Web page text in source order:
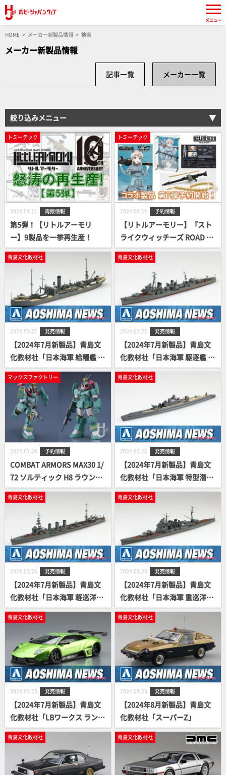
HOME メーカー新製品情報 検索
メーカー新製品情報
記事一覧 メーカー一覧
絞り込みメニュー
トミーテック
2024.04.11 再販情報
第5弾！【リトルアーモリ
ー】9製品を一挙再生産！
トミーテック
2024.04.11 予約情報
【リトルアーモリー】『スト
ライクウィッチーズ ROAD to
BERLIN』コラボ製品第7弾は
エイラ！予約開始！
青島文化教材社
2024.03.27 発売情報
【2024年7月新製品】青島文
化教材社「日本海軍 給糧艦 間
宮」
青島文化教材社
2024.03.27 発売情報
【2024年7月新製品】青島文
化教材社「日本海軍 駆逐艦 天
津風」
マックスファクトリー
2024.03.26 予約情報
COMBAT ARMORS MAX30 1/
72 ソルティック H8 ラウンド
フェイサー Ver.GT 予約案内
開始！
青島文化教材社
2024.03.26 発売情報
【2024年7月新製品】青島文
化教材社「日本海軍 特型潜水
艦 伊401」
青島文化教材社
2024.03.26 発売情報
【2024年7月新製品】青島文
化教材社「日本海軍 軽巡洋艦
大井」
青島文化教材社
2024.03.26 発売情報
【2024年7月新製品】青島文
化教材社「日本海軍 重巡洋艦
愛宕」
青島文化教材社
2024.03.25 発売情報
【2024年7月新製品】青島文
化教材社「LBワークス ランボ
ルギーニ ムルシエラゴ Ver.
2」
青島文化教材社
2024.03.25 発売情報
【2024年8月新製品】青島文
化教材社「スーパーZ」
青島文化教材社 青島文化教材社
メニュー